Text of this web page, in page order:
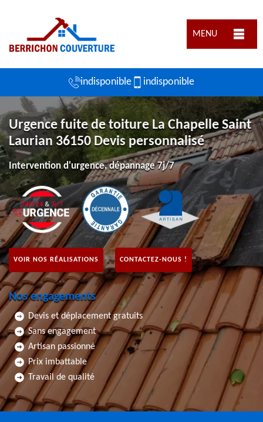
MENU
indisponible indisponible
Urgence fuite de toiture La Chapelle Saint
Laurian 36150 Devis personnalisé
Intervention d'urgence, dépannage 7j/7
VOIR NOS RÉALISATIONS CONTACTEZ-NOUS !
Nos engagements
Devis et déplacement gratuits
Sans engagement
Artisan passionné
Prix imbattable
Travail de qualité